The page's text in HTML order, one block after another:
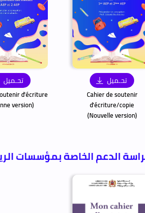
تحـميل
Cahier de soutenir
d'écriture/copie
(Nouvelle version)
تحـميل
d'écriture
(Ancienne version)
الدعم الخاصة بمؤسسات